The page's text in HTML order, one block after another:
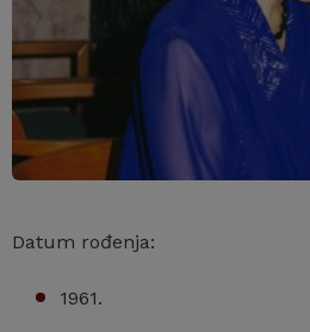
Datum rođenja:
1961.